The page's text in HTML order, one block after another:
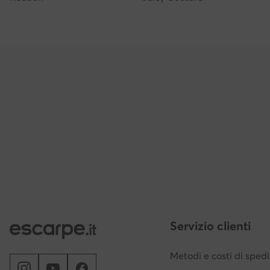
Servizio clienti
Metodi e costi di